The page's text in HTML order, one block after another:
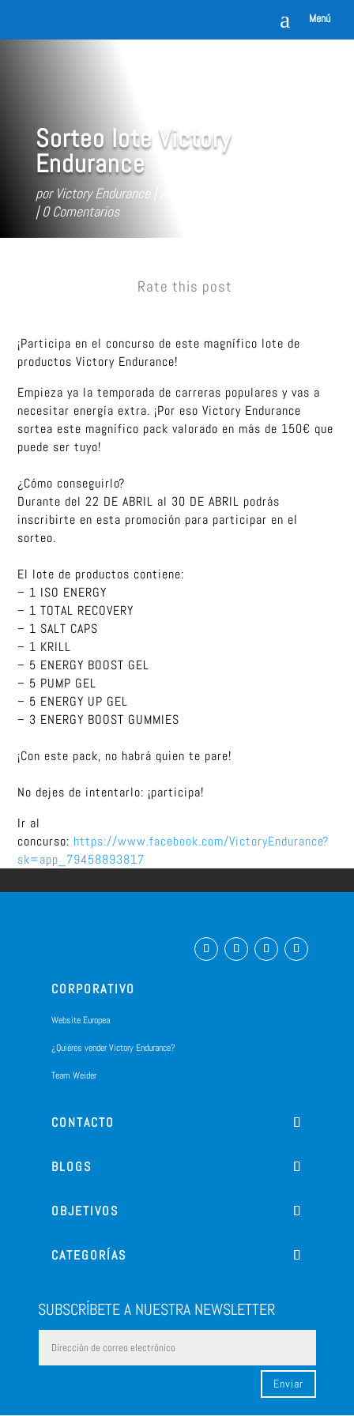
a Menú
Sorteo lote Victory
Endurance
por Victory Endurance
0 Comentarios
Rate this post
¡Participa en el concurso de este magnífico lote de
productos Victory Endurance!
Empieza ya la temporada de carreras populares y vas a
necesitar energía extra. ¡Por eso Victory Endurance
sortea este magnífico pack valorado en más de 150€ que
puede ser tuyo!
¿Cómo conseguirlo?
Durante del 22 DE ABRIL al 30 DE ABRIL podrás
inscribirte en esta promoción para participar en el
sorteo.
El lote de productos contiene:
– 1 ISO ENERGY
– 1 TOTAL RECOVERY
– 1 SALT CAPS
– 1 KRILL
– 5 ENERGY BOOST GEL
– 5 PUMP GEL
– 5 ENERGY UP GEL
– 3 ENERGY BOOST GUMMIES
¡Con este pack, no habrá quien te pare!
No dejes de intentarlo: ¡participa!
Ir al
concurso: https://www.facebook.com/VictoryEndurance?
sk=app_79458893817
CORPORATIVO
Website Europea
¿Quiéres vender Victory Endurance?
Team Weider
CONTACTO
BLOGS
OBJETIVOS
CATEGORÍAS
SUBSCRÍBETE A NUESTRA NEWSLETTER
Enviar